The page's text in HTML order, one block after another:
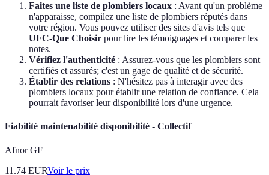
Faites une liste de plombiers locaux : Avant qu'un problème
n'apparaisse, compilez une liste de plombiers réputés dans
votre région. Vous pouvez utiliser des sites d'avis tels que
UFC-Que Choisir pour lire les témoignages et comparer les
notes.
Vérifiez l'authenticité : Assurez-vous que les plombiers sont
certifiés et assurés; c'est un gage de qualité et de sécurité.
Établir des relations : N'hésitez pas à interagir avec des
plombiers locaux pour établir une relation de confiance. Cela
pourrait favoriser leur disponibilité lors d'une urgence.
Fiabilité maintenabilité disponibilité - Collectif
Afnor GF
11.74 EURVoir le prix